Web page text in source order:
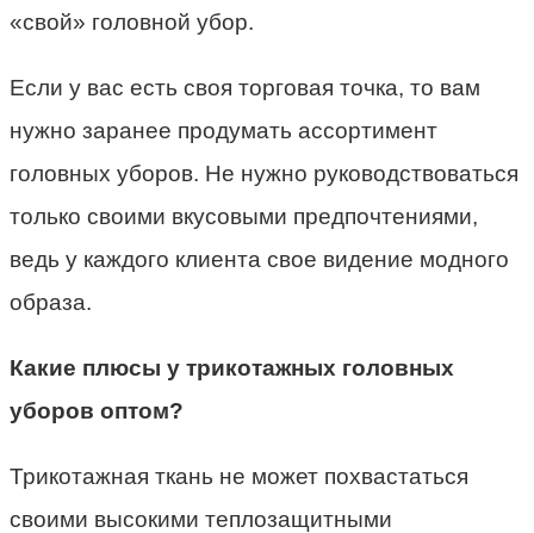
«свой» головной убор.
Если у вас есть своя торговая точка, то вам
нужно заранее продумать ассортимент
головных уборов. Не нужно руководствоваться
только своими вкусовыми предпочтениями,
ведь у каждого клиента свое видение модного
образа.
Какие плюсы у трикотажных головных
уборов оптом?
Трикотажная ткань не может похвастаться
своими высокими теплозащитными